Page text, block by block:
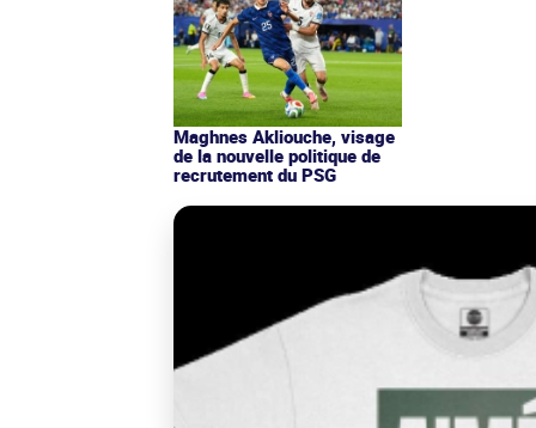
Maghnes Akliouche, visage
de la nouvelle politique de
recrutement du PSG